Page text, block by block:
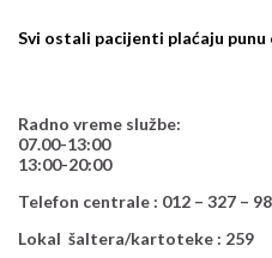
Svi ostali pacijenti plaćaju
Radno vreme službe:
07.00-13:00
13:00-20:00
Telefon centrale : 012 – 327 –
Lokal šaltera/kartoteke : 259